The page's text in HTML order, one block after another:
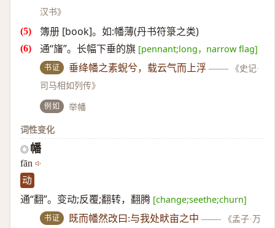
汉书》
簿册 [book]。如:幡薄(丹书符箓之类)
通“旛”。长幅下垂的旗 [pennant;long，narrow flag]
书证 垂绛幡之素蜺兮，载云气而上浮 ——
《史记·
司马相如列传》
例如
举幡
词性变化
◎ 幡
fān
动
通“翻”。变动;反覆;翻转，翻腾 [change;seethe;churn]
书证 既而幡然改曰:与我处畎亩之中 ——
《孟子·万